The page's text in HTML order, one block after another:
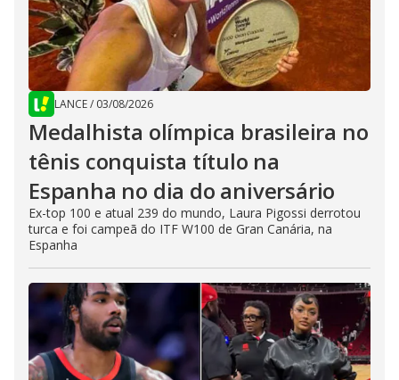
LANCE/ 03/08/2026
Medalhista olímpica brasileira no
tênis conquista título na
Espanha no dia do aniversário
Ex-top 100 e atual 239 do mundo, Laura Pigossi derrotou
turca e foi campeã do ITF W100 de Gran Canária, na
Espanha